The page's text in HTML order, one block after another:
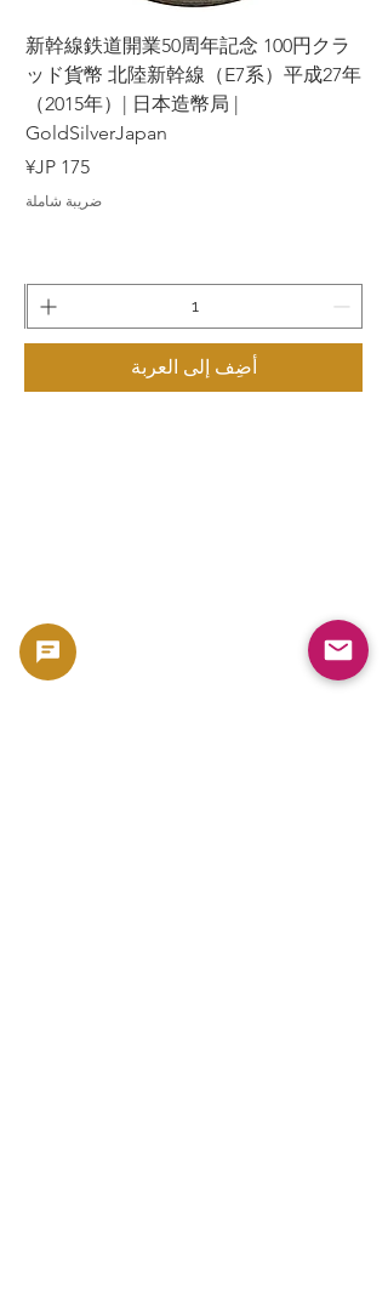
新幹線鉄道開業50周年記念 100円クラ
ッド貨幣 北陸新幹線（E7系）平成27年
（2015年）| 日本造幣局 |
GoldSilverJapan
السعر
ضريبة شاملة
أضِف إلى العربة